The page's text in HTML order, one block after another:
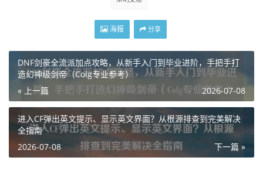
海报 分享
DNF剑豪全流派加点攻略，从新手入门到毕业进阶，手把手打
造幻神级剑帝（Colg专业参考）
« 上一篇
2026-07-08
进入CF弹出英文提示、显示英文界面？从根源排查到完美解决
全指南
下一篇 »
2026-07-08